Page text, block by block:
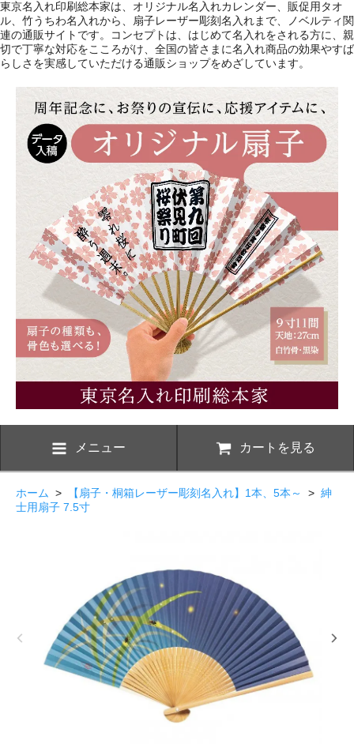
東京名入れ印刷総本家は、オリジナル名入れカレンダー、販促用タオ
ル、竹うちわ名入れから、扇子レーザー彫刻名入れまで、ノベルティ関
連の通販サイトです。コンセプトは、はじめて名入れをされる方に、親
切で丁寧な対応をこころがけ、全国の皆さまに名入れ商品の効果やすば
らしさを実感していただける通販ショップをめざしています。
メニュー カートを見る
ホーム > 【扇子・桐箱レーザー彫刻名入れ】1本、5本～ > 紳
士用扇子 7.5寸